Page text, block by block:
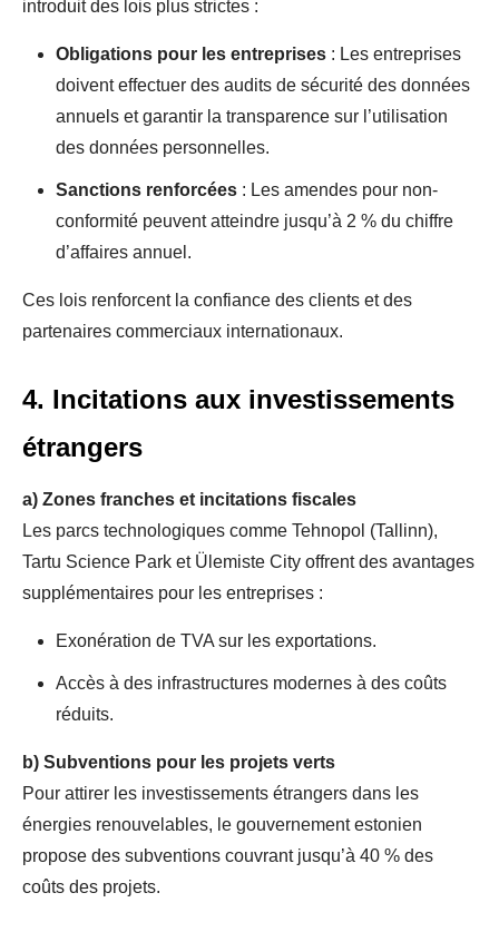
introduit des lois plus strictes :
Obligations pour les entreprises : Les entreprises
doivent effectuer des audits de sécurité des données
annuels et garantir la transparence sur l’utilisation
des données personnelles.
Sanctions renforcées : Les amendes pour non-
conformité peuvent atteindre jusqu’à 2 % du chiffre
d’affaires annuel.
Ces lois renforcent la confiance des clients et des
partenaires commerciaux internationaux.
4. Incitations aux investissements
étrangers
a) Zones franches et incitations fiscales
Les parcs technologiques comme Tehnopol (Tallinn),
Tartu Science Park et Ülemiste City offrent des avantages
supplémentaires pour les entreprises :
Exonération de TVA sur les exportations.
Accès à des infrastructures modernes à des coûts
réduits.
b) Subventions pour les projets verts
Pour attirer les investissements étrangers dans les
énergies renouvelables, le gouvernement estonien
propose des subventions couvrant jusqu’à 40 % des
coûts des projets.